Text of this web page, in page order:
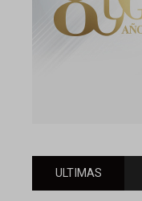
ULTIMAS